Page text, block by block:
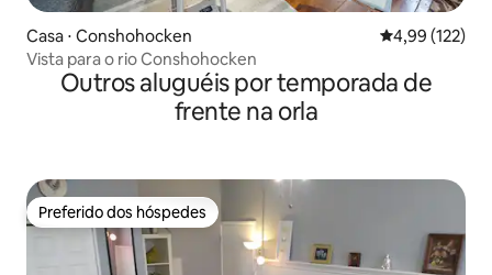
Casa ⋅ Conshohocken 4,99 de uma
4,99 (122)
Vista para o rio Conshohocken
Outros aluguéis por temporada de
frente na orla
Preferido dos hóspedes
Preferido dos hóspedes